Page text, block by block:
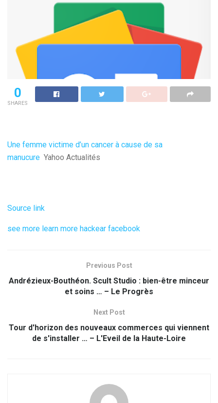
0
SHARES
Une femme victime d’un cancer à cause de sa
manucure Yahoo Actualités
Source link
see more learn more hackear facebook
Previous Post
Andrézieux-Bouthéon. Scult Studio : bien-être minceur
et soins … – Le Progrès
Next Post
Tour d'horizon des nouveaux commerces qui viennent
de s'installer … – L'Eveil de la Haute-Loire